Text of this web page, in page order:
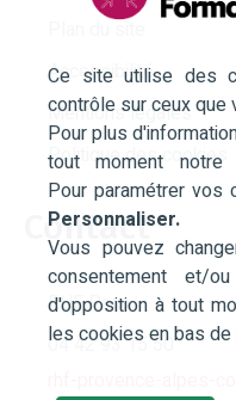
Ce site utilise des
contrôle sur ceux que
Pour plus
tout moment notre
Pour paramétrer vos
Personnaliser.
Vous pouvez
consentement et/
d'opposition à tout
les cookies en bas de
Plan du site
Accessibilité
Mentions légales
Politique des cookies
Contact
RHF Paca
04 42 93 15 50